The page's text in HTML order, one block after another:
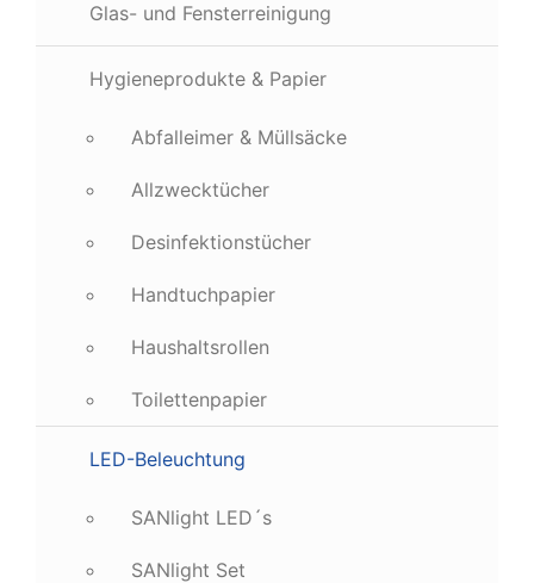
Glas- und Fensterreinigung
Hygieneprodukte & Papier
Abfalleimer & Müllsäcke
Allzwecktücher
Desinfektionstücher
Handtuchpapier
Haushaltsrollen
Toilettenpapier
LED-Beleuchtung
SANlight LED´s
SANlight Set